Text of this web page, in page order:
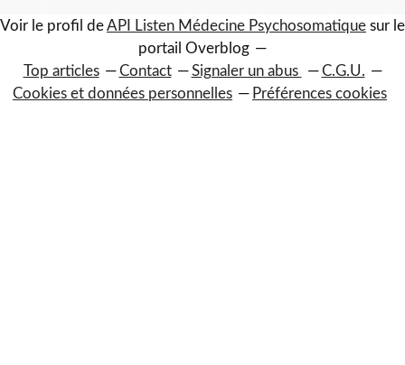
Voir le profil deAPI Listen Médecine Psychosomatique sur le
portail Overblog
Top articles
Contact Signaler un abus
C.G.U.
Cookies et données personnelles
Préférences cookies